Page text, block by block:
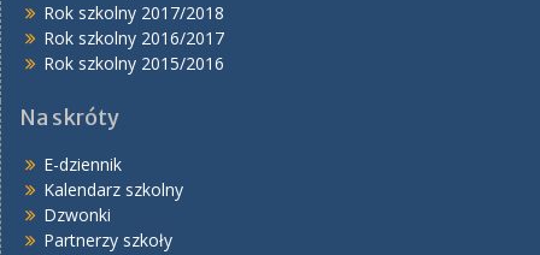
Rok szkolny 2017/2018
Rok szkolny 2016/2017
Rok szkolny 2015/2016
Na skróty
E-dziennik
Kalendarz szkolny
Dzwonki
Partnerzy szkoły